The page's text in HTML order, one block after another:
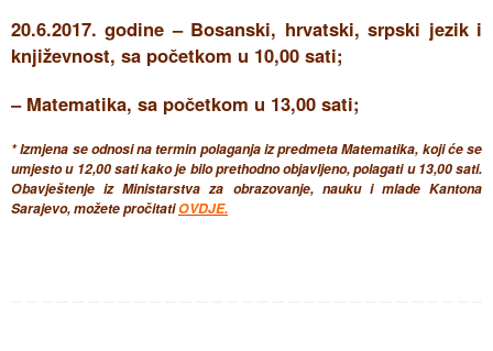
20.6.2017. godine – Bosanski, hrvatski, srpski jezik i
književnost, sa početkom u 10,00 sati;
– Matematika, sa početkom u 13,00 sati;
* Izmjena se odnosi na termin polaganja iz predmeta Matematika, koji će se
umjesto u 12,00 sati kako je bilo prethodno objavljeno, polagati u 13,00 sati.
Obavještenje iz Ministarstva za obrazovanje, nauku i mlade Kantona
Sarajevo, možete pročitatiOVDJE.